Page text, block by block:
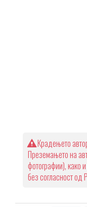
Крадењето
Преземањето на
фотографии), како
без согласност од